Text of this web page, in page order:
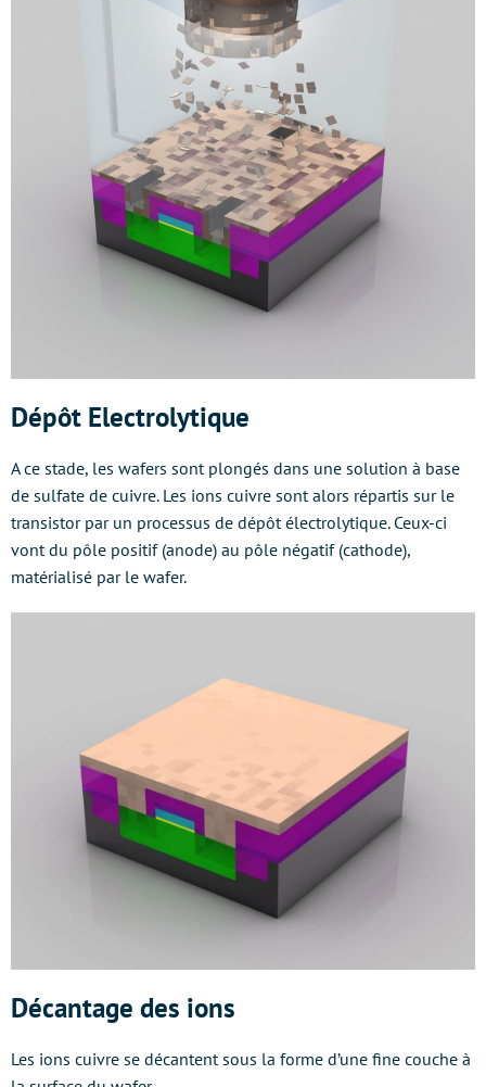
Dépôt Electrolytique
A ce stade, les wafers sont plongés dans une solution à base
de sulfate de cuivre. Les ions cuivre sont alors répartis sur le
transistor par un processus de dépôt électrolytique. Ceux-ci
vont du pôle positif (anode) au pôle négatif (cathode),
matérialisé par le wafer.
Décantage des ions
Les ions cuivre se décantent sous la forme d’une fine couche à